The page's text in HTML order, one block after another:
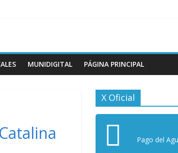
MUNIDIGITAL PÁGINA PRINCIPAL
X Oficial
Pago del